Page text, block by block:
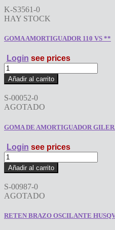
K-S3561-0
HAY STOCK
GOMA AMORTIGUADOR 110 VS **
Login see prices
GOMA
AMORTIGUADOR
110
VS
**
cantidad
Añadir al carrito
S-00052-0
AGOTADO
GOMA DE AMORTIGUADOR
Login see prices
GOMA
DE
AMORTIGUADOR
GILERA
200
cantidad
Añadir al carrito
S-00987-0
AGOTADO
RETEN BRAZO OSCILANTE